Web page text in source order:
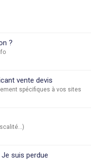
?
vente devis
spécifiques à vos sites
suis perdue